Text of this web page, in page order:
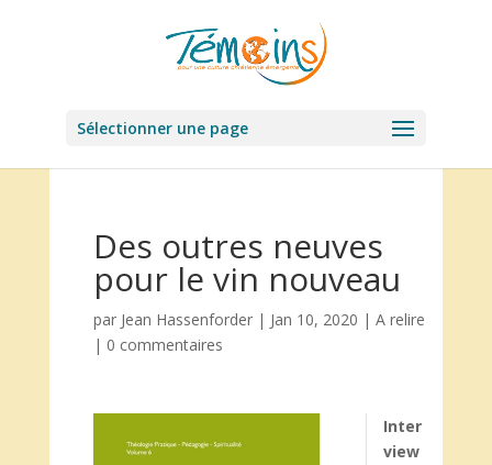
Sélectionner une page
Des outres neuves
pour le vin nouveau
par Jean Hassenforder| Jan 10, 2020 | A relire
| 0 commentaires
Inter
view